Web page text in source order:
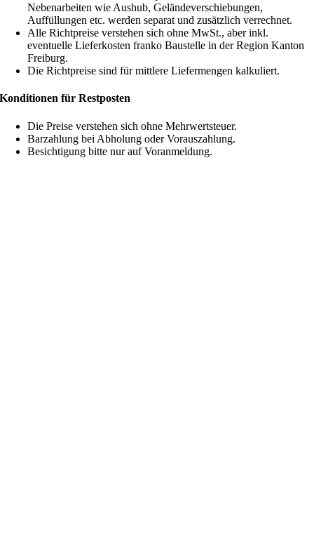
Nebenarbeiten wie Aushub, Geländeverschiebungen,
Auffüllungen etc. werden separat und zusätzlich verrechnet.
Alle Richtpreise verstehen sich ohne MwSt., aber inkl.
eventuelle Lieferkosten franko Baustelle in der Region Kanton
Freiburg.
Die Richtpreise sind für mittlere Liefermengen kalkuliert.
Konditionen für Restposten
Die Preise verstehen sich ohne Mehrwertsteuer.
Barzahlung bei Abholung oder Vorauszahlung.
Besichtigung bitte nur auf Voranmeldung.